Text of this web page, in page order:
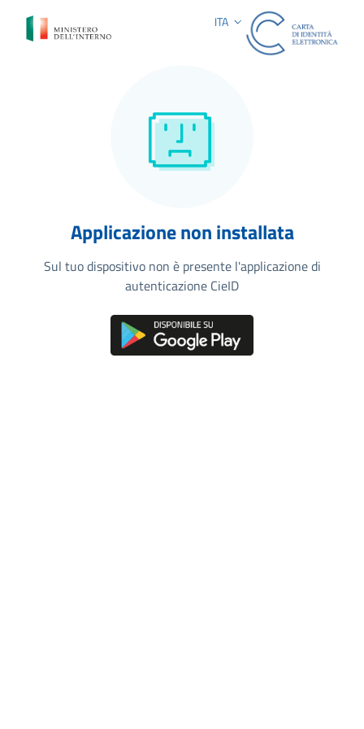
Selezione lingua: lingua
ITA
Applicazione non installata
Sul tuo dispositivo non è presente l'applicazione di
autenticazione CieID